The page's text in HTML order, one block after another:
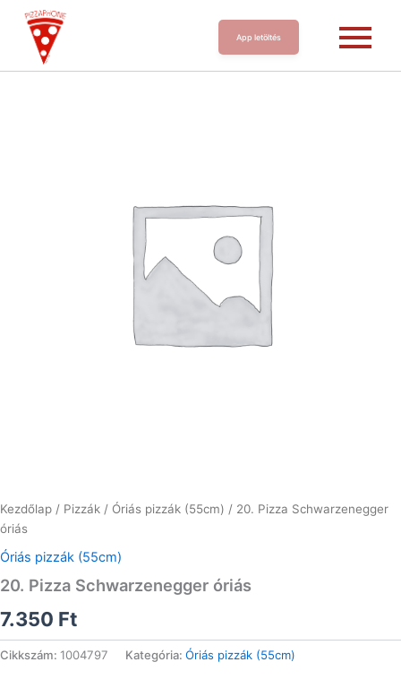
App letöltés
Kezdőlap / Pizzák / Óriás pizzák (55cm) / 20. Pizza Schwarzenegger
óriás
Óriás pizzák (55cm)
20. Pizza Schwarzenegger óriás
7.350 Ft
Cikkszám: 1004797 Kategória: Óriás pizzák (55cm)